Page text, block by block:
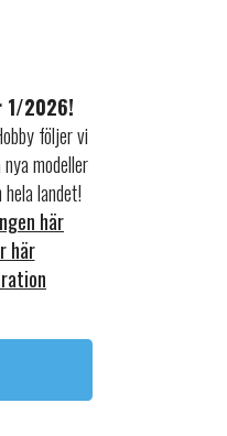
1/2026!
följer vi
modeller
landet!
här
här